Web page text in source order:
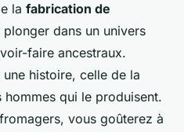
la fabrication de
dans un univers
faire ancestraux.
histoire, celle de la
qui le produisent.
vous goûterez à